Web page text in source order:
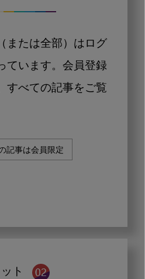
または全部）はログ
ています。会員登録
すべての記事をご覧
記事は会員限定
ト